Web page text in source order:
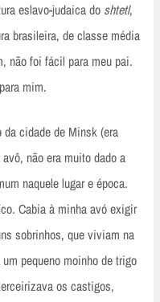
eslavo-judaica do shtetl,
brasileira, de classe média
não foi fácil para meu pai.
mim.
cidade de Minsk (era
não era muito dado a
naquele lugar e época.
Cabia à minha avó exigir
sobrinhos, que viviam na
pequeno moinho de trigo
os castigos,